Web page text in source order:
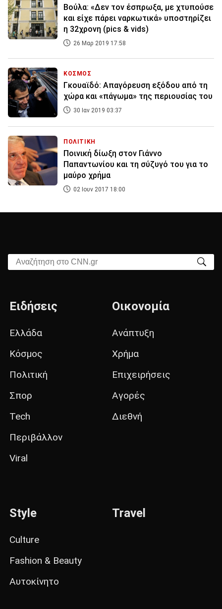
Βούλα: «Δεν τον έσπρωξα, με χτυπούσε
και είχε πάρει ναρκωτικά» υποστηρίζει
η 32χρονη (pics & vids)
26 Μαρ 2019 17:58
ΚΟΣΜΟΣ
Γκουαϊδό: Απαγόρευση εξόδου από τη
χώρα και «πάγωμα» της περιουσίας του
30 Ιαν 2019 03:37
ΠΟΛΙΤΙΚΗ
Ποινική δίωξη στον Γιάννο
Παπαντωνίου και τη σύζυγό του για το
μαύρο χρήμα
02 Ιουν 2017 18:00
Αναζήτηση στο CNN.gr
Ειδήσεις
Ελλάδα
Κόσμος
Πολιτική
Σπορ
Tech
Περιβάλλον
Viral
Οικονομία
Ανάπτυξη
Χρήμα
Επιχειρήσεις
Αγορές
Διεθνή
Style
Culture
Fashion & Beauty
Αυτοκίνητο
Travel